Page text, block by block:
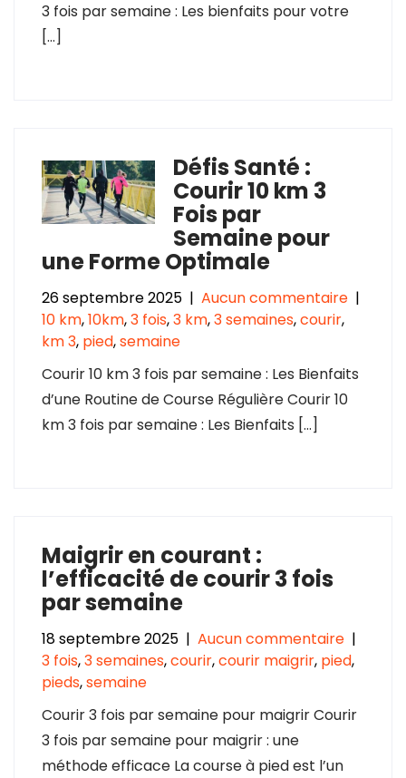
3 fois par semaine : Les bienfaits pour votre
[…]
Défis Santé :
Courir 10 km 3
Fois par
Semaine pour
une Forme Optimale
26 septembre 2025 | Aucun commentaire |
10 km,10km,3 fois,3 km,3 semaines,courir,
km 3, pied,semaine
Courir 10 km 3 fois par semaine : Les Bienfaits
d’une Routine de Course Régulière Courir 10
km 3 fois par semaine : Les Bienfaits […]
Maigrir en courant :
l’efficacité de courir 3 fois
par semaine
18 septembre 2025 | Aucun commentaire |
3 fois,3 semaines,courir,courir maigrir, pied,
pieds,semaine
Courir 3 fois par semaine pour maigrir Courir
3 fois par semaine pour maigrir : une
méthode efficace La course à pied est l’un